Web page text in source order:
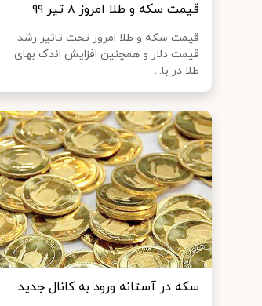
قیمت سکه و طلا امروز ۸ تیر ۹۹
قیمت سکه و طلا امروز تحت تاثیر رشد
قیمت دلار و همچنین افزایش اندک بهای
طلا در با...
سکه در آستانه ورود به کانال جدید